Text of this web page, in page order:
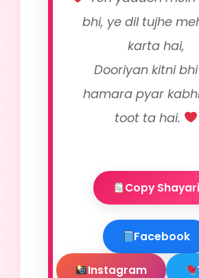
bhi, ye dil tujhe
karta hai,
Dooriyan kitni
hamara pyar
toot ta hai.
Copy Shayari
Facebook
Instagram